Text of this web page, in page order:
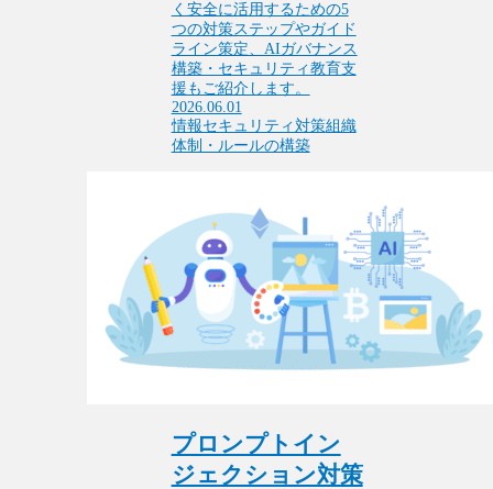
く安全に活用するための5
つの対策ステップやガイド
ライン策定、AIガバナンス
構築・セキュリティ教育支
援もご紹介します。
2026.06.01
情報セキュリティ対策組織
体制・ルールの構築
プロンプトイン
ジェクション対策